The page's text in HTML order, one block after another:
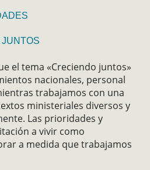
el tema «Creciendo juntos»
nacionales, personal
trabajamos con una
ministeriales diversos y
Las prioridades y
a vivir como
a medida que trabajamos